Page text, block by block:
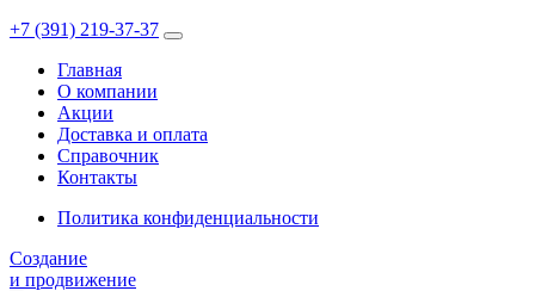
+7 (391) 219-37-37
Главная
О компании
Акции
Доставка и оплата
Справочник
Контакты
Политика конфиденциальности
Создание
и продвижение